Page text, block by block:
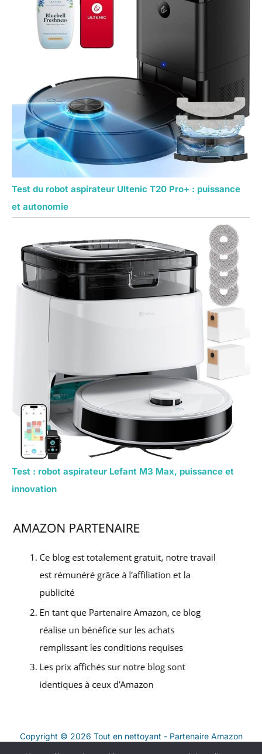
Test du robot aspirateur Ultenic T20 Pro+ : puissance
et autonomie
Test : robot aspirateur Lefant M3 Max, puissance et
innovation
Copyright © 2026 Tout en nettoyant - Partenaire Amazon